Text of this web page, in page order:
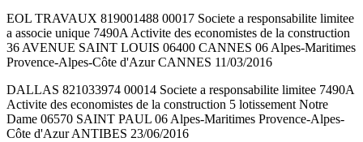
EOL TRAVAUX 819001488 00017 Societe a responsabilite limitee
a associe unique 7490A Activite des economistes de la construction
36 AVENUE SAINT LOUIS 06400 CANNES 06 Alpes-Maritimes
Provence-Alpes-Côte d'Azur CANNES 11/03/2016
DALLAS 821033974 00014 Societe a responsabilite limitee 7490A
Activite des economistes de la construction 5 lotissement Notre
Dame 06570 SAINT PAUL 06 Alpes-Maritimes Provence-Alpes-
Côte d'Azur ANTIBES 23/06/2016